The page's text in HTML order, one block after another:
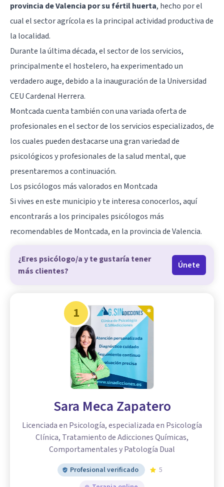
provincia de Valencia por su fértil huerta, hecho por el
cual el sector agrícola es la principal actividad productiva de
la localidad.
Durante la última década, el sector de los servicios,
principalmente el hostelero, ha experimentado un
verdadero auge, debido a la inauguración de la Universidad
CEU Cardenal Herrera.
Montcada cuenta también con una variada oferta de
profesionales en el sector de los servicios especializados, de
los cuales pueden destacarse una gran variedad de
psicológicos y profesionales de la salud mental, que
presentaremos a continuación.
Los psicólogos más valorados en Montcada
Si vives en este municipio y te interesa conocerlos, aquí
encontrarás a los principales psicólogos más
recomendables de Montcada, en la provincia deValencia.
¿Eres psicólogo/a y te gustaría tener
más clientes?
Únete
1
Sara Meca Zapatero
Licenciada en Psicología, especializada en Psicología
Clínica, Tratamiento de Adicciones Químicas,
Comportamentales y Patología Dual
Profesional verificado
5